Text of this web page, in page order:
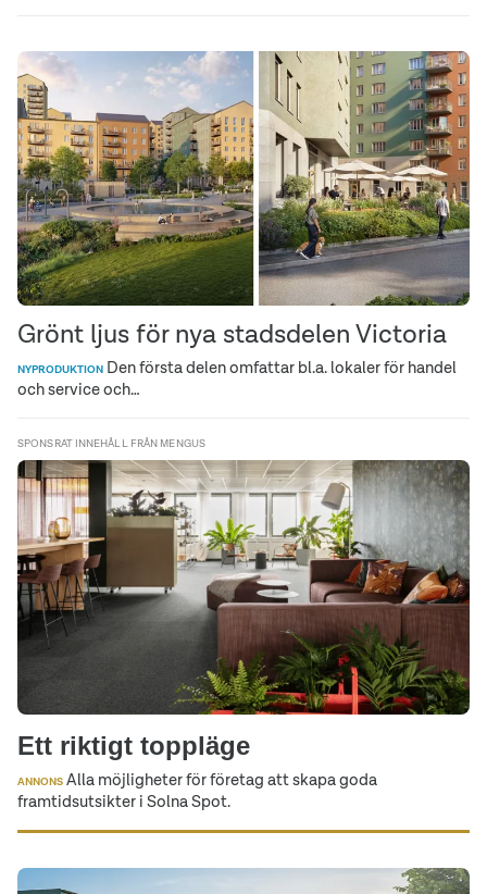
Grönt ljus för nya stadsdelen Victoria
NYPRODUKTION Den första delen omfattar bl.a. lokaler för handel
och service och…
SPONSRAT INNEHÅLL FRÅN MENGUS
Ett riktigt toppläge
ANNONS Alla möjligheter för företag att skapa goda
framtidsutsikter i Solna Spot.